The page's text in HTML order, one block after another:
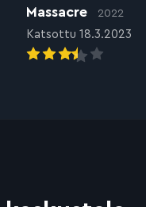
Massacre
2022
Katsottu 18.3.2023